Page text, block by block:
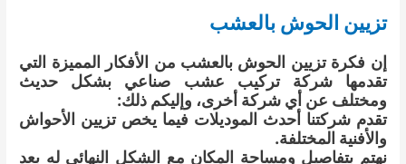
تزيين الحوش بالعشب
إن فكرة تزيين الحوش بالعشب من الأفكار المميزة التي
تقدمها شركة تركيب عشب صناعي بشكل حديث
ومختلف عن أي شركة أخرى، وإليكم ذلك:
تقدم شركتنا أحدث الموديلات فيما يخص تزيين الأحواش
والأفنية المختلفة.
نهتم بتفاصيل ومساحة المكان مع الشكل النهائي له بعد